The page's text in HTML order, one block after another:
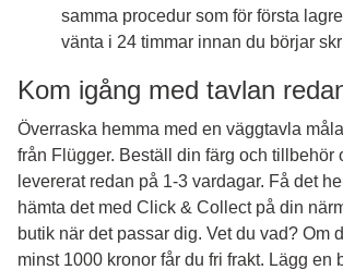
samma procedur som för första
vänta i 24 timmar innan du börjar
Kom igång med tavlan
Överraska hemma med en väggtavla
från Flügger. Beställ din färg och tillbehör
levererat redan på 1-3 vardagar. Få det
hämta det med Click & Collect på din
butik när det passar dig. Vet du vad? Om
minst 1000 kronor får du fri frakt. Lägg en